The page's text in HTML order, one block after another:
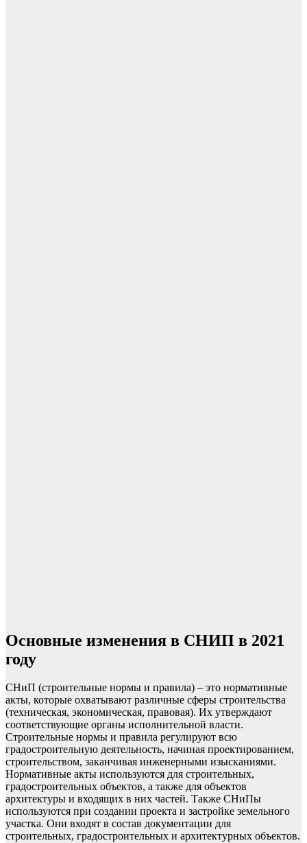
Основные изменения в СНИП в 2021
году
СНиП (строительные нормы и правила) – это нормативные
акты, которые охватывают различные сферы строительства
(техническая, экономическая, правовая). Их утверждают
соответствующие органы исполнительной власти.
Строительные нормы и правила регулируют всю
градостроительную деятельность, начиная проектированием,
строительством, заканчивая инженерными изысканиями.
Нормативные акты используются для строительных,
градостроительных объектов, а также для объектов
архитектуры и входящих в них частей. Также СНиПы
используются при создании проекта и застройке земельного
участка. Они входят в состав документации для
строительных, градостроительных и архитектурных объектов.